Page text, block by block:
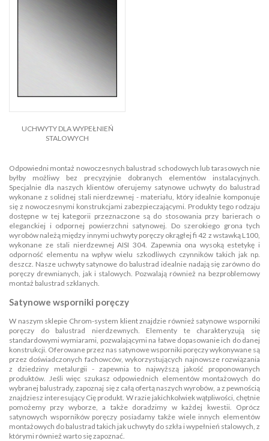
UCHWYTY DLA WYPEŁNIEŃ
STALOWYCH
Odpowiedni montaż nowoczesnych balustrad schodowych lub tarasowych nie
byłby możliwy bez precyzyjnie dobranych elementów instalacyjnych.
Specjalnie dla naszych klientów oferujemy satynowe uchwyty do balustrad
wykonane z solidnej stali nierdzewnej - materiału, który idealnie komponuje
się z nowoczesnymi konstrukcjami zabezpieczającymi. Produkty tego rodzaju
dostępne w tej kategorii przeznaczone są do stosowania przy barierach o
eleganckiej i odpornej powierzchni satynowej. Do szerokiego grona tych
wyrobów należą między innymi uchwyty poręczy okrągłej fi 42 z wstawką L100,
wykonane ze stali nierdzewnej AISI 304. Zapewnia ona wysoką estetykę i
odporność elementu na wpływ wielu szkodliwych czynników takich jak np.
deszcz. Nasze uchwyty satynowe do balustrad idealnie nadają się zarówno do
poręczy drewnianych, jak i stalowych. Pozwalają również na bezproblemowy
montaż balustrad szklanych.
Satynowe wsporniki poręczy
W naszym sklepie Chrom-system klient znajdzie również satynowe wsporniki
poręczy do balustrad nierdzewnych. Elementy te charakteryzują się
standardowymi wymiarami, pozwalającymi na łatwe dopasowanie ich do danej
konstrukcji. Oferowane przez nas satynowe wsporniki poręczy wykonywane są
przez doświadczonych fachowców, wykorzystujących najnowsze rozwiązania
z dziedziny metalurgii - zapewnia to najwyższą jakość proponowanych
produktów. Jeśli więc szukasz odpowiednich elementów montażowych do
wybranej balustrady, zapoznaj się z całą ofertą naszych wyrobów, a z pewnością
znajdziesz interesujący Cię produkt. W razie jakichkolwiek wątpliwości, chętnie
pomożemy przy wyborze, a także doradzimy w każdej kwestii. Oprócz
satynowych wsporników poręczy posiadamy także wiele innych elementów
montażowych do balustrad takich jak uchwyty do szkła i wypełnień stalowych, z
którymi również warto się zapoznać.